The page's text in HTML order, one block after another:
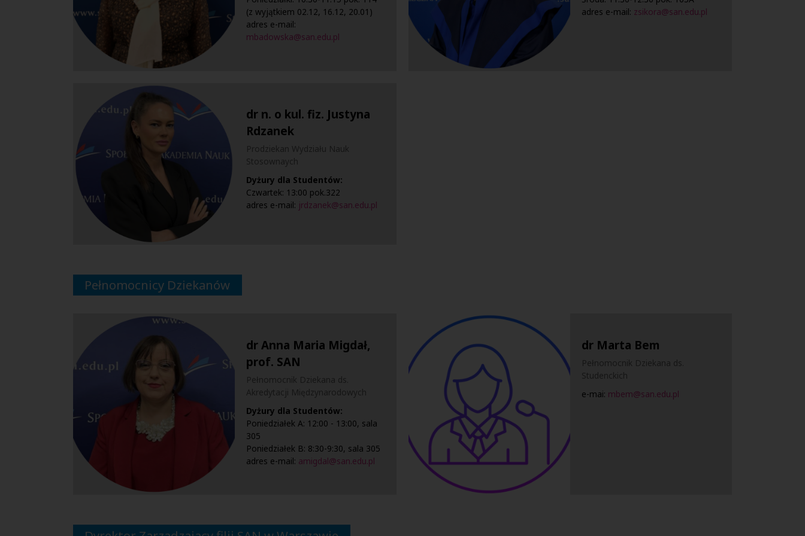
(z wyjątkiem 02.12, 16.12, 20.01)
adres e-mail:
mbadowska@san.edu.pl
adres e-mail: zsikora@san.edu.pl
dr n. o kul. fiz. Justyna
Rdzanek
Prodziekan Wydziału Nauk
Stosownaych
Dyżury dla Studentów:
Czwartek: 13:00 pok.322
adres e-mail: jrdzanek@san.edu.pl
Pełnomocnicy Dziekanów
dr Anna Maria Migdał,
prof. SAN
Pełnomocnik Dziekana ds.
Akredytacji Międzynarodowych
Dyżury dla Studentów:
Poniedziałek A: 12:00 - 13:00, sala
305
Poniedziałek B: 8:30-9:30, sala 305
adres e-mail: amigdal@san.edu.pl
dr Marta Bem
Pełnomocnik Dziekana ds.
Studenckich
e-mai: mbem@san.edu.pl